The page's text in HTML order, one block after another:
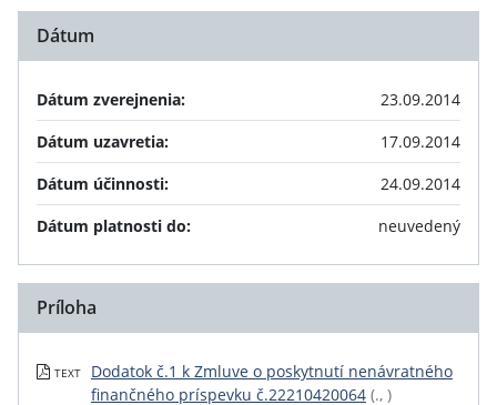
Dátum
Dátum zverejnenia:
23.09.2014
Dátum uzavretia:
17.09.2014
Dátum účinnosti:
24.09.2014
Dátum platnosti do:
neuvedený
Príloha
TEXT
Dodatok č.1 k Zmluve o poskytnutí nenávratného
finančného príspevku č.22210420064 (., )